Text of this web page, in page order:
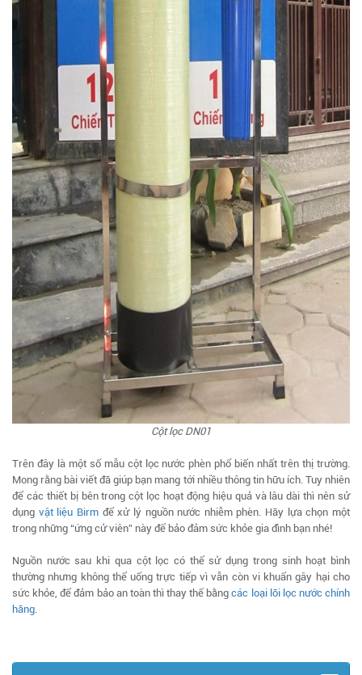
Cột lọc DN01
Trên đây là một số mẫu cột lọc nước phèn phổ biến nhất trên thị trường.
Mong rằng bài viết đã giúp bạn mang tới nhiều thông tin hữu ích. Tuy nhiên
để các thiết bị bên trong cột lọc hoạt động hiệu quả và lâu dài thì nên sử
dụng vật liệu Birmđể xử lý nguồn nước nhiễm phèn. Hãy lựa chọn một
trong những “ứng cử viên” này để bảo đảm sức khỏe gia đình bạn nhé!
Nguồn nước sau khi qua cột lọc có thể sử dụng trong sinh hoạt bình
thường nhưng không thể uống trực tiếp vì vẫn còn vi khuẩn gây hại cho
sức khỏe, để đảm bảo an toàn thì thay thế bằngcác loại lõi lọc nước chính
hãng.